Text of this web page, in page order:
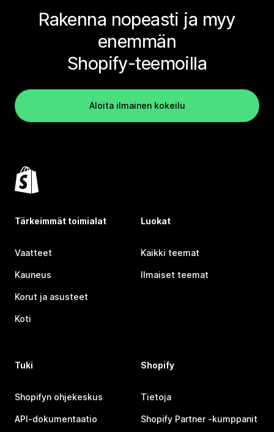
Rakenna nopeasti ja myy
enemmän
Shopify-teemoilla
Aloita ilmainen kokeilu
Tärkeimmät toimialat
Vaatteet
Kauneus
Korut ja asusteet
Koti
Luokat
Kaikki teemat
Ilmaiset teemat
Tuki
Shopifyn ohjekeskus
API-dokumentaatio
Shopify
Tietoja
Shopify Partner ‑kumppanit